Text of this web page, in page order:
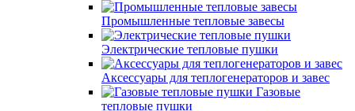
Промышленные тепловые завесы
Электрические тепловые пушки
Аксессуары для теплогенераторов и завес
Газовые
тепловые пушки